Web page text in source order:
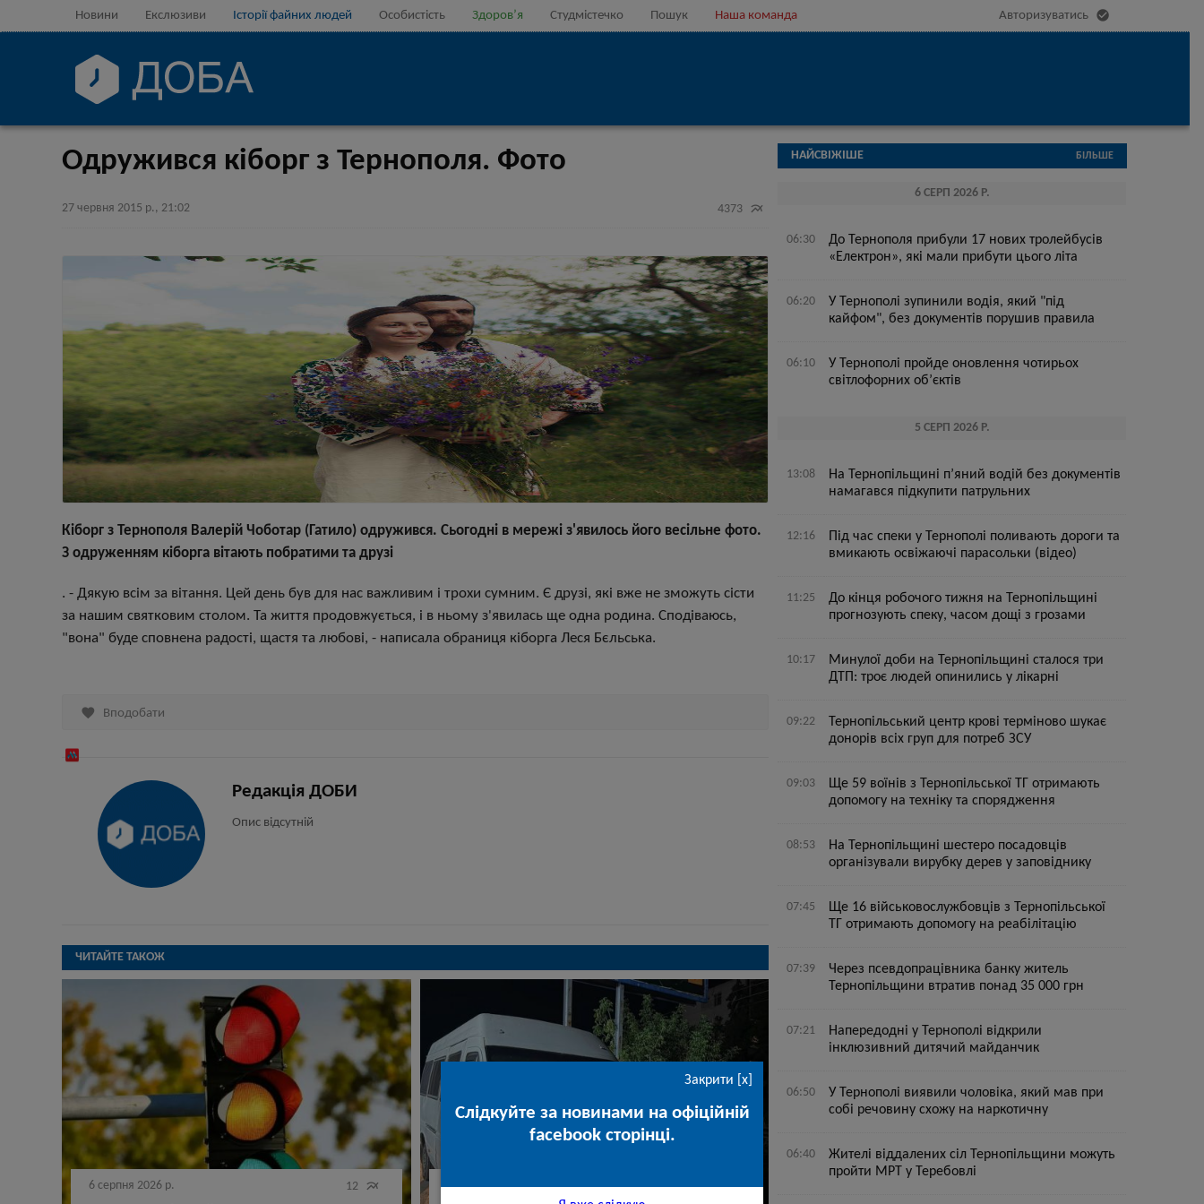
Новини Екслюзиви Історії файних людей Особистість Здоров’я Студмістечко Пошук Наша команда Авторизуватись 
Одружився кіборг з Тернополя. Фото
27 червня 2015 р., 21:02 4373 
Кіборг з Тернополя Валерій Чоботар (Гатило) одружився. Сьогодні в мережі з'явилось його весільне фото.
З одруженням кіборга вітають побратими та друзі
. - Дякую всім за вітання. Цей день був для нас важливим і трохи сумним. Є друзі, які вже не зможуть сісти
за нашим святковим столом. Та життя продовжується, і в ньому з'явилась ще одна родина. Сподіваюсь,
"вона" буде сповнена радості, щастя та любові, - написала обраниця кіборга Леся Бєльська.
 Вподобати
Редакція ДОБИ
Опис відсутній
ЧИТАЙТЕ ТАКОЖ
6 серпня 2026 р. 12  5 серпня 2026 р. 41 
НАЙСВІЖІШЕ БІЛЬШЕ
6 СЕРП 2026 Р.
06:30
До Тернополя прибули 17 нових тролейбусів
«Електрон», які мали прибути цього літа
06:20
У Тернополі зупинили водія, який "під
кайфом", без документів порушив правила
06:10
У Тернополі пройде оновлення чотирьох
світлофорних об’єктів
5 СЕРП 2026 Р.
13:08
На Тернопільщині п’яний водій без документів
намагався підкупити патрульних
12:16
Під час спеки у Тернополі поливають дороги та
вмикають освіжаючі парасольки (відео)
11:25
До кінця робочого тижня на Тернопільщині
прогнозують спеку, часом дощі з грозами
10:17
Минулої доби на Тернопільщині сталося три
ДТП: троє людей опинились у лікарні
09:22
Тернопільський центр крові терміново шукає
донорів всіх груп для потреб ЗСУ
09:03
Ще 59 воїнів з Тернопільської ТГ отримають
допомогу на техніку та спорядження
08:53
На Тернопільщині шестеро посадовців
організували вирубку дерев у заповіднику
07:45
Ще 16 військовослужбовців з Тернопільської
ТГ отримають допомогу на реабілітацію
07:39
Через псевдопрацівника банку житель
Тернопільщини втратив понад 35 000 грн
07:21
Напередодні у Тернополі відкрили
інклюзивний дитячий майданчик
06:50
У Тернополі виявили чоловіка, який мав при
собі речовину схожу на наркотичну
06:40
Жителі віддалених сіл Тернопільщини можуть
пройти МРТ у Теребовлі
Закрити [x]
Слідкуйте за новинами на офіційній
facebook сторінці.